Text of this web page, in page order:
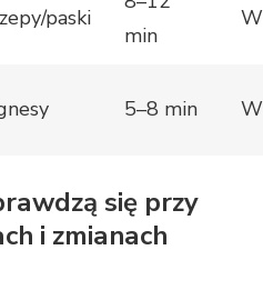
paski
min
5–8 min
się przy
i zmianach